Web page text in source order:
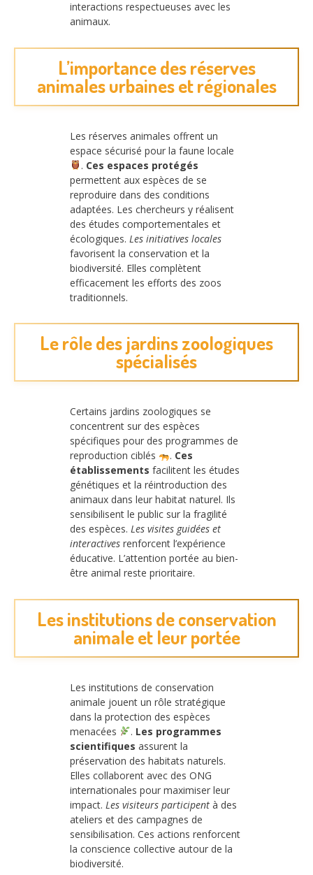
interactions respectueuses avec les
animaux.
L’importance des réserves
animales urbaines et régionales
Les réserves animales offrent un
espace sécurisé pour la faune locale
. Ces espaces protégés
permettent aux espèces de se
reproduire dans des conditions
adaptées. Les chercheurs y réalisent
des études comportementales et
écologiques. Les initiatives locales
favorisent la conservation et la
biodiversité. Elles complètent
efficacement les efforts des zoos
traditionnels.
Le rôle des jardins zoologiques
spécialisés
Certains jardins zoologiques se
concentrent sur des espèces
spécifiques pour des programmes de
reproduction ciblés
. Ces
établissements facilitent les études
génétiques et la réintroduction des
animaux dans leur habitat naturel. Ils
sensibilisent le public sur la fragilité
des espèces. Les visites guidées et
interactives renforcent l’expérience
éducative. L’attention portée au bien-
être animal reste prioritaire.
Les institutions de conservation
animale et leur portée
Les institutions de conservation
animale jouent un rôle stratégique
dans la protection des espèces
menacées
. Les programmes
scientifiques assurent la
préservation des habitats naturels.
Elles collaborent avec des ONG
internationales pour maximiser leur
impact. Les visiteurs participent à des
ateliers et des campagnes de
sensibilisation. Ces actions renforcent
la conscience collective autour de la
biodiversité.